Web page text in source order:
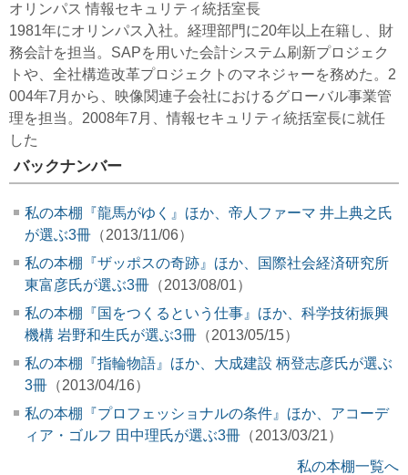
オリンパス 情報セキュリティ統括室長
1981年にオリンパス入社。経理部門に20年以上在籍し、財
務会計を担当。SAPを用いた会計システム刷新プロジェク
トや、全社構造改革プロジェクトのマネジャーを務めた。2
004年7月から、映像関連子会社におけるグローバル事業管
理を担当。2008年7月、情報セキュリティ統括室長に就任
した
バックナンバー
私の本棚『龍馬がゆく』ほか、帝人ファーマ 井上典之氏
が選ぶ3冊 （2013/11/06）
私の本棚『ザッポスの奇跡』ほか、国際社会経済研究所
東富彦氏が選ぶ3冊 （2013/08/01）
私の本棚『国をつくるという仕事』ほか、科学技術振興
機構 岩野和生氏が選ぶ3冊 （2013/05/15）
私の本棚『指輪物語』ほか、大成建設 柄登志彦氏が選ぶ
3冊 （2013/04/16）
私の本棚『プロフェッショナルの条件』ほか、アコーデ
ィア・ゴルフ 田中理氏が選ぶ3冊 （2013/03/21）
私の本棚一覧へ